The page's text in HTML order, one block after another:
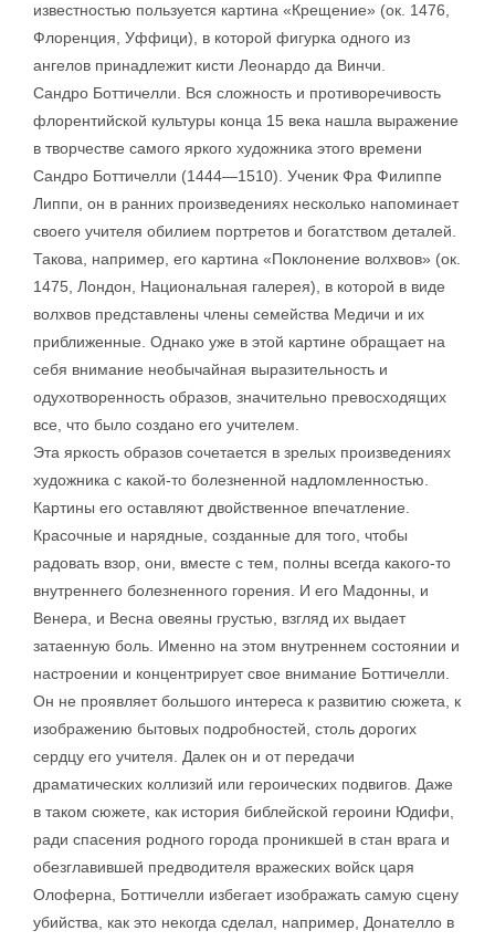
известностью пользуется картина «Крещение» (ок. 1476,
Флоренция, Уффици), в которой фигурка одного из
ангелов принадлежит кисти Леонардо да Винчи.
Сандро Боттичелли. Вся сложность и противоречивость
флорентийской культуры конца 15 века нашла выражение
в творчестве самого яркого художника этого времени
Сандро Боттичелли (1444—1510). Ученик Фра Филиппе
Липпи, он в ранних произведениях несколько напоминает
своего учителя обилием портретов и богатством деталей.
Такова, например, его картина «Поклонение волхвов» (ок.
1475, Лондон, Национальная галерея), в которой в виде
волхвов представлены члены семейства Медичи и их
приближенные. Однако уже в этой картине обращает на
себя внимание необычайная выразительность и
одухотворенность образов, значительно превосходящих
все, что было создано его учителем.
Эта яркость образов сочетается в зрелых произведениях
художника с какой-то болезненной надломленностью.
Картины его оставляют двойственное впечатление.
Красочные и нарядные, созданные для того, чтобы
радовать взор, они, вместе с тем, полны всегда какого-то
внутреннего болезненного горения. И его Мадонны, и
Венера, и Весна овеяны грустью, взгляд их выдает
затаенную боль. Именно на этом внутреннем состоянии и
настроении и концентрирует свое внимание Боттичелли.
Он не проявляет большого интереса к развитию сюжета, к
изображению бытовых подробностей, столь дорогих
сердцу его учителя. Далек он и от передачи
драматических коллизий или героических подвигов. Даже
в таком сюжете, как история библейской героини Юдифи,
ради спасения родного города проникшей в стан врага и
обезглавившей предводителя вражеских войск царя
Олоферна, Боттичелли избегает изображать самую сцену
убийства, как это некогда сделал, например, Донателло в